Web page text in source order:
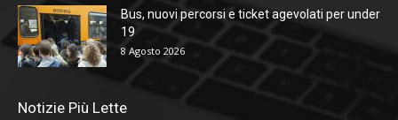
Bus, nuovi percorsi e ticket agevolati per under
19
8 Agosto 2026
Notizie Più Lette